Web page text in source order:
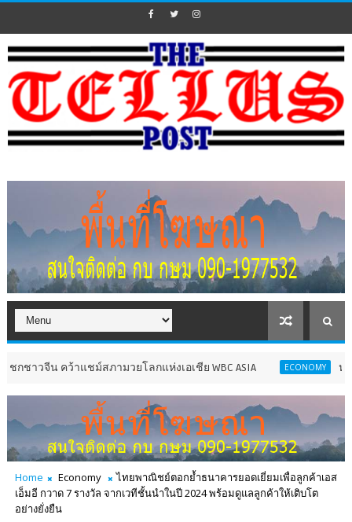
คว้าแชม์สภามวยโลกแห่งเอเชีย WBC ASIA ECONOMY หงส์ไทย สา
Home Economy
ไทยพาณิชย์ตอกย้ำธนาคารยอดเยี่ยมเพื่อลูกค้าเอส
เอ็มอี กวาด 7 รางวัล จากเวทีชั้นนำในปี 2024 พร้อมดูแลลูกค้าให้เติบโต
อย่างยั่งยืน